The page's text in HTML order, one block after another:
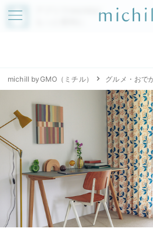
アプリでmichillが
michill byGMO（ミチル） グルメ・おで